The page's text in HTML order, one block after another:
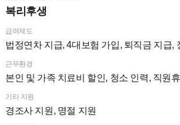
복리후생
급여제도
법정연차 지급, 4대보험 가입, 퇴직금 지급,
근무환경
본인 및 가족 치료비 할인, 청소 인력, 직원
기타 지원
경조사 지원, 명절 지원